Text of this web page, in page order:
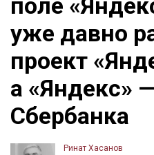
Спорт
Культура
Lifestyle
Мурзилка
поле
уже давно
проект
а «Яндекс»
Сбербанка
Ринат Хасанов